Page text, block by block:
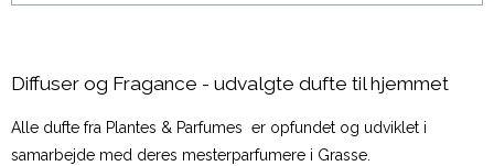
Diffuser og Fragance - udvalgte dufte til hjemmet
Alle dufte fra Plantes & Parfumes er opfundet og udviklet i
samarbejde med deres mesterparfumere i Grasse.